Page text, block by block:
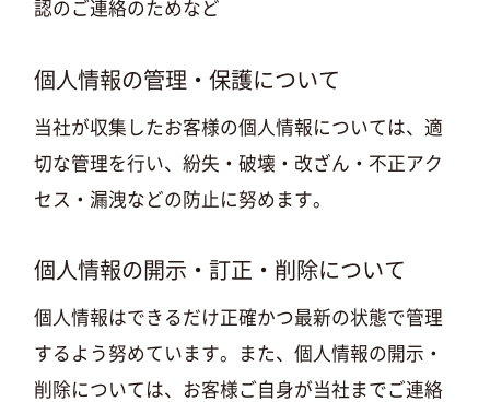
認のご連絡のためなど
個人情報の管理・保護について
当社が収集したお客様の個人情報については、適
切な管理を行い、紛失・破壊・改ざん・不正アク
セス・漏洩などの防止に努めます。
個人情報の開示・訂正・削除について
個人情報はできるだけ正確かつ最新の状態で管理
するよう努めています。また、個人情報の開示・
削除については、お客様ご自身が当社までご連絡